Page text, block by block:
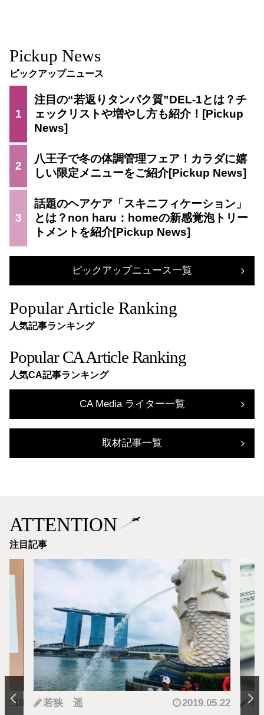
Pickup News
ピックアップニュース
1
注目の“若返りタンパク質”DEL-1とは？チ
ェックリストや増やし方も紹介！
2
八王子で冬の体調管理フェア！カラダに嬉
しい限定メニューをご紹介
3
話題のヘアケア「スキニフィケーション」
とは？non haru：homeの新感覚泡トリー
トメントを紹介
ピックアップニュース一覧
Popular Article Ranking
人気記事ランキング
Popular CA Article Ranking
人気CA記事ランキング
CA Media ライター一覧
取材記事一覧
ATTENTION
注目記事
羽蘭 2018.01.04 神